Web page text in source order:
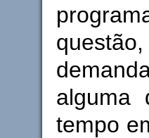
alguma
tempo